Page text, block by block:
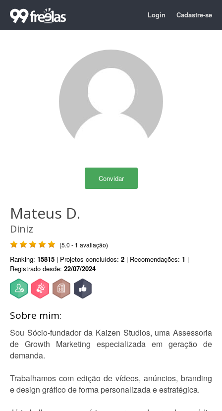
Login Cadastre-se
Convidar
Mateus D.
Diniz
(5.0 - 1 avaliação)
Ranking: 15815 | Projetos concluídos: 2 | Recomendações: 1 |
Registrado desde: 22/07/2024
Sobre mim:
Sou Sócio-fundador da Kaizen Studios, uma Assessoria
de Growth Marketing especializada em geração de
demanda.
Trabalhamos com edição de vídeos, anúncios, branding
e design gráfico de forma personalizada e estratégica.